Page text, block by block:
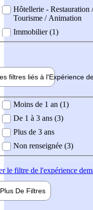
Hôtellerie - Restauration /
Tourisme / Animation
Immobilier (1)
filtres liés à l'Expérience
demandée
Moins de 1 an (1)
De 1 à 3 ans (3)
Plus de 3 ans
Non renseignée (3)
le filtre de l'expérience
Plus De Filtres